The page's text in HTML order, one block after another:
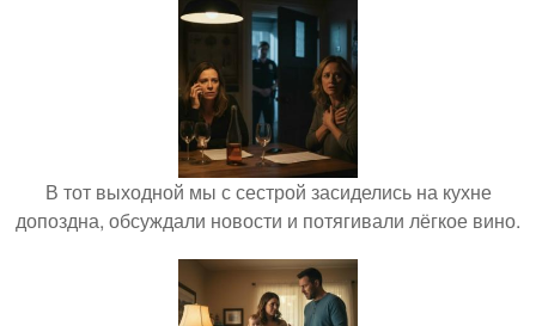
В тот выходной мы с сестрой засиделись на кухне
допоздна, обсуждали новости и потягивали лёгкое вино.